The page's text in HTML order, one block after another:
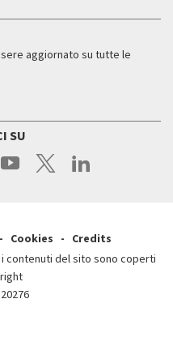
aggiornato su tutte le
SU
Cookies
Credits
i contenuti del sito sono coperti